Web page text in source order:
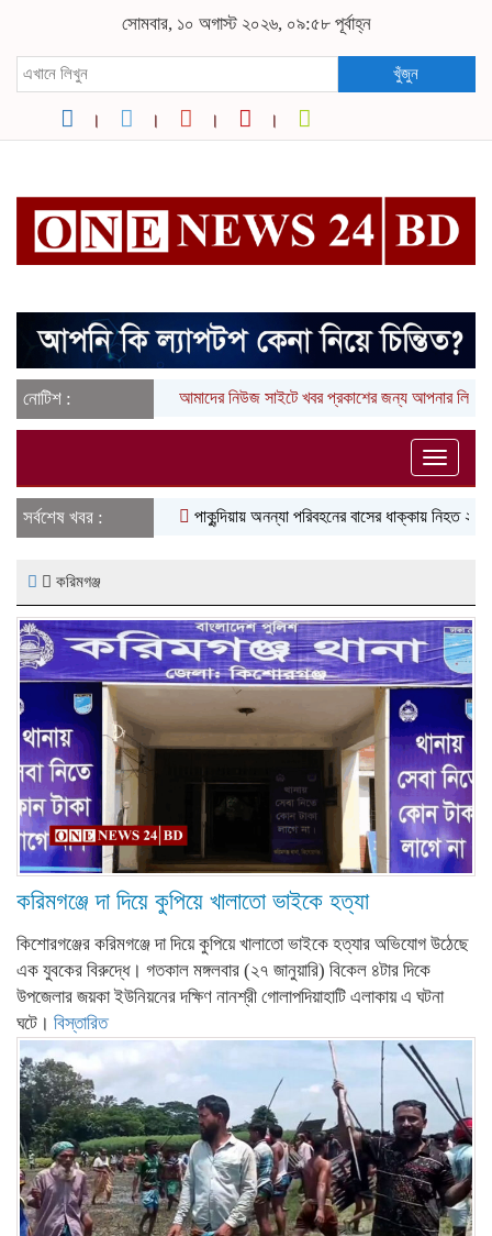
সোমবার, ১০ অগাস্ট ২০২৬, ০৯:৫৮ পূর্বাহ্ন
খুঁজুন
নোটিশ : আমাদের নিউজ সাইটে খবর প্রকাশের জন্য আপনার লিখা
Toggle
সর্বশেষ খবর :
পাকুন্দিয়ায় অনন্যা পরিবহনের বাসের ধাক্কায় নিহত ২
করিমগঞ্জ
করিমগঞ্জে দা দিয়ে কুপিয়ে খালাতো ভাইকে হত্যা
কিশোরগঞ্জের করিমগঞ্জে দা দিয়ে কুপিয়ে খালাতো ভাইকে হত্যার অভিযোগ উঠেছে
এক যুবকের বিরুদ্ধে। গতকাল মঙ্গলবার (২৭ জানুয়ারি) বিকেল ৪টার দিকে
উপজেলার জয়কা ইউনিয়নের দক্ষিণ নানশ্রী গোলাপদিয়াহাটি এলাকায় এ ঘটনা
ঘটে। বিস্তারিত